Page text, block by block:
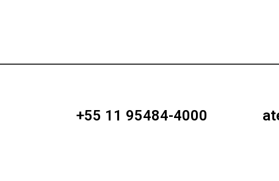
+55 11 95484-4000